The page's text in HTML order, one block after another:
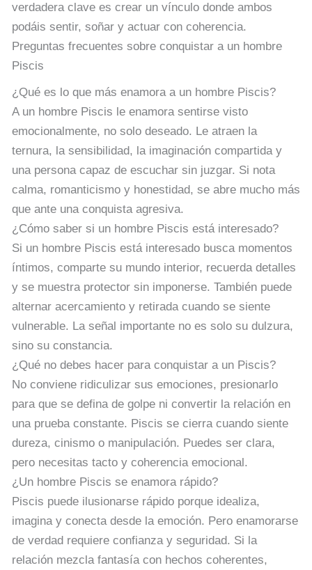
verdadera clave es crear un vínculo donde ambos
podáis sentir, soñar y actuar con coherencia.
Preguntas frecuentes sobre conquistar a un hombre
Piscis
¿Qué es lo que más enamora a un hombre Piscis?
A un hombre Piscis le enamora sentirse visto
emocionalmente, no solo deseado. Le atraen la
ternura, la sensibilidad, la imaginación compartida y
una persona capaz de escuchar sin juzgar. Si nota
calma, romanticismo y honestidad, se abre mucho más
que ante una conquista agresiva.
¿Cómo saber si un hombre Piscis está interesado?
Si un hombre Piscis está interesado busca momentos
íntimos, comparte su mundo interior, recuerda detalles
y se muestra protector sin imponerse. También puede
alternar acercamiento y retirada cuando se siente
vulnerable. La señal importante no es solo su dulzura,
sino su constancia.
¿Qué no debes hacer para conquistar a un Piscis?
No conviene ridiculizar sus emociones, presionarlo
para que se defina de golpe ni convertir la relación en
una prueba constante. Piscis se cierra cuando siente
dureza, cinismo o manipulación. Puedes ser clara,
pero necesitas tacto y coherencia emocional.
¿Un hombre Piscis se enamora rápido?
Piscis puede ilusionarse rápido porque idealiza,
imagina y conecta desde la emoción. Pero enamorarse
de verdad requiere confianza y seguridad. Si la
relación mezcla fantasía con hechos coherentes,